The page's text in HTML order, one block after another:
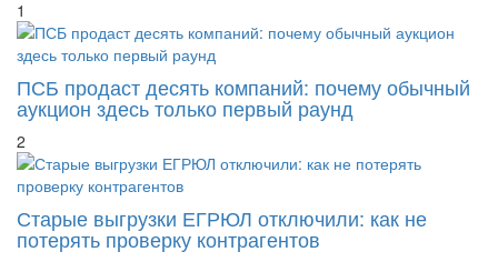
ПСБ продаст десять компаний: почему обычный
аукцион здесь только первый раунд
2
Старые выгрузки ЕГРЮЛ отключили: как не
потерять проверку контрагентов
3